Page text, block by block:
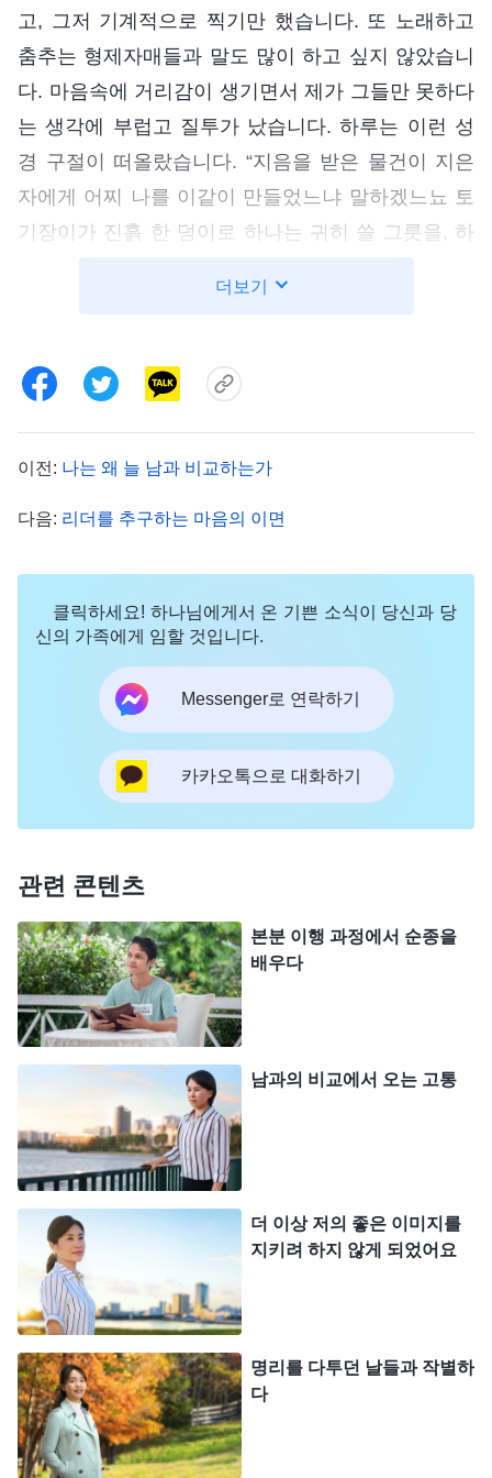
고, 그저 기계적으로 찍기만 했습니다. 또 노래하고
춤추는 형제자매들과 말도 많이 하고 싶지 않았습니
다. 마음속에 거리감이 생기면서 제가 그들만 못하다
는 생각에 부럽고 질투가 났습니다. 하루는 이런 성
경 구절이 떠올랐습니다. “지음을 받은 물건이 지은
자에게 어찌 나를 이같이 만들었느냐 말하겠느뇨 토
기장이가 진흙 한 덩이로 하나는 귀히 쓸 그릇을, 하
이 구절은 제 마음에 큰 울림을 주었고, 제가 너무 이
은사와 특기는 모두 하나님이 정해 놓으신 것인데,
무리한 요구나 사치스런 욕망을 품어서는 안 됩니다.
하나님을 대적하는 것입니다! 그 무렵, 저는 제 문제
를 해결하고 싶어 하나님께 자주 기도를 드렸습니다.
어느 정도 인식하게 되었습니다. 전능하신 하나님께
서 말씀하셨습니다. 『진리를 깨닫지 못하고 추구하
지도 않는 사람이 아주 많은데, 그들은 본분 이행을
무엇으로 여기겠느냐? 일종의 일이나 취미, 흥미에
명, 자신이 다해야 할 책임으로는 여기지 않으며, 더
력하지도 않는다. … 이런 사람이 진리를 얻을 수 있
겠느냐? 그는 진리에 공을 들이지 않고 본분을 이행
할 때 진리를 실행하지 않는다. 남의 떡이 더 커 보이
는 그는 오늘은 이걸, 내일은 또 저걸 하려 하고 누구
의 본분이든 다 자신의 본분보다는 좋고 수월하다고
신의 이런 생각에 어떤 문제가 있는지도 고민하지 않
으며 진리를 구해 문제를 해결하지도 않는다. 마음속
으로 늘 자신의 꿈이 언제 이루어질지, 누가 남의 주
때 책망도 받지 않고 진급하는지만 신경 쓴다. 그의
마음속에는 이런 것들만 가득하다. 너희가 보기에 늘
이런 일들만 생각하는 사람이 본분 이행이 기준에 달
할 수 있겠느냐? 영영 그럴 수 없다. 그럼 이렇게 본
분을 이행하는 사람은 어떤 부류에 속하겠느냐? 진
리를 추구하는 사람이겠느냐? 우선 한 가지는 분명
하다. 이런 사람은 진리를 추구하지 않는다. 그는 하
더보기
이전: 나는 왜 늘 남과 비교하는가
다음: 리더를 추구하는 마음의 이면
클릭하세요! 하나님에게서 온 기쁜 소식이 당신과 당
신의 가족에게 임할 것입니다.
Messenger로 연락하기
카카오톡으로 대화하기
관련 콘텐츠
본분 이행 과정에서 순종을
배우다
남과의 비교에서 오는 고통
더 이상 저의 좋은 이미지를
지키려 하지 않게 되었어요
명리를 다투던 날들과 작별하
다